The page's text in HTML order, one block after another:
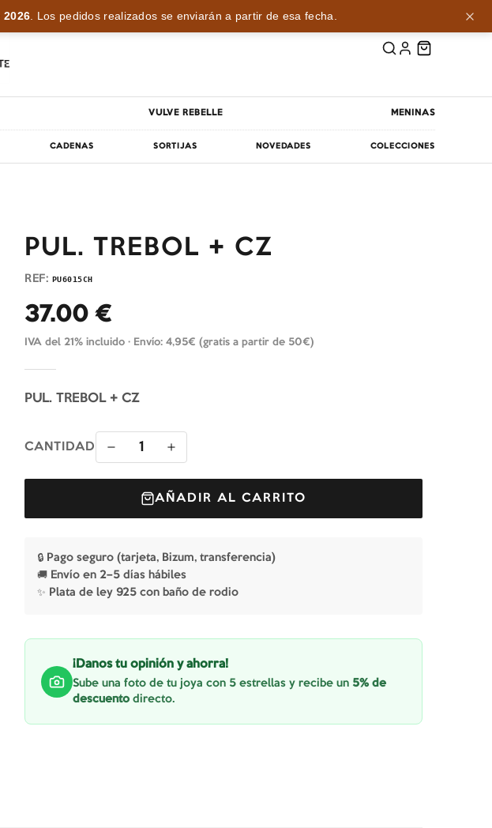
2026. Los pedidos realizados se enviarán a partir de esa fecha.
VULVE REBELLE MENINAS
CADENAS SORTIJAS NOVEDADES COLECCIONES
PUL. TREBOL + CZ
REF: PU6015CH
37.00 €
IVA del 21% incluido · Envío: 4,95€ (gratis a partir de 50€)
PUL. TREBOL + CZ
CANTIDAD 1
AÑADIR AL CARRITO
🔒 Pago seguro (tarjeta, Bizum, transferencia)
🚚 Envío en 2–5 días hábiles
✨ Plata de ley 925 con baño de rodio
¡Danos tu opinión y ahorra!
Sube una foto de tu joya con 5 estrellas y recibe un 5% de
descuento directo.